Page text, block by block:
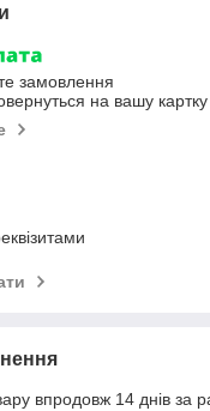
замовлення
на вашу картку
впродовж 14 днів за